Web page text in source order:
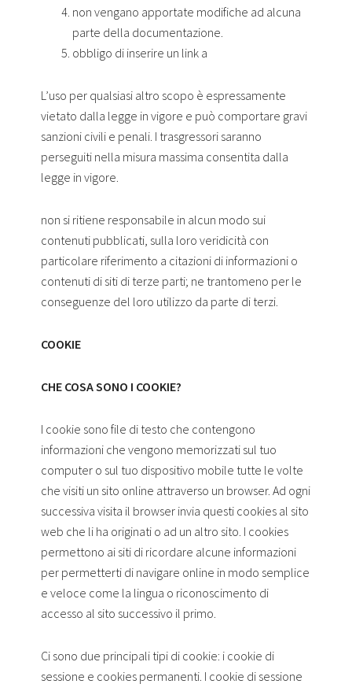
non vengano apportate modifiche ad alcuna
parte della documentazione.
obbligo di inserire un link a
L’uso per qualsiasi altro scopo è espressamente
vietato dalla legge in vigore e può comportare gravi
sanzioni civili e penali. I trasgressori saranno
perseguiti nella misura massima consentita dalla
legge in vigore.
non si ritiene responsabile in alcun modo sui
contenuti pubblicati, sulla loro veridicità con
particolare riferimento a citazioni di informazioni o
contenuti di siti di terze parti; ne trantomeno per le
conseguenze del loro utilizzo da parte di terzi.
COOKIE
CHE COSA SONO I COOKIE?
I cookie sono file di testo che contengono
informazioni che vengono memorizzati sul tuo
computer o sul tuo dispositivo mobile tutte le volte
che visiti un sito online attraverso un browser. Ad ogni
successiva visita il browser invia questi cookies al sito
web che li ha originati o ad un altro sito. I cookies
permettono ai siti di ricordare alcune informazioni
per permetterti di navigare online in modo semplice
e veloce come la lingua o riconoscimento di
accesso al sito successivo il primo.
Ci sono due principali tipi di cookie: i cookie di
sessione e cookies permanenti. I cookie di sessione